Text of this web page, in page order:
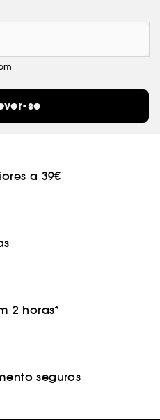
se
a 39€
2 horas*
seguros